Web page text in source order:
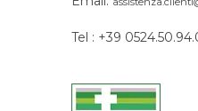
Tel : +39